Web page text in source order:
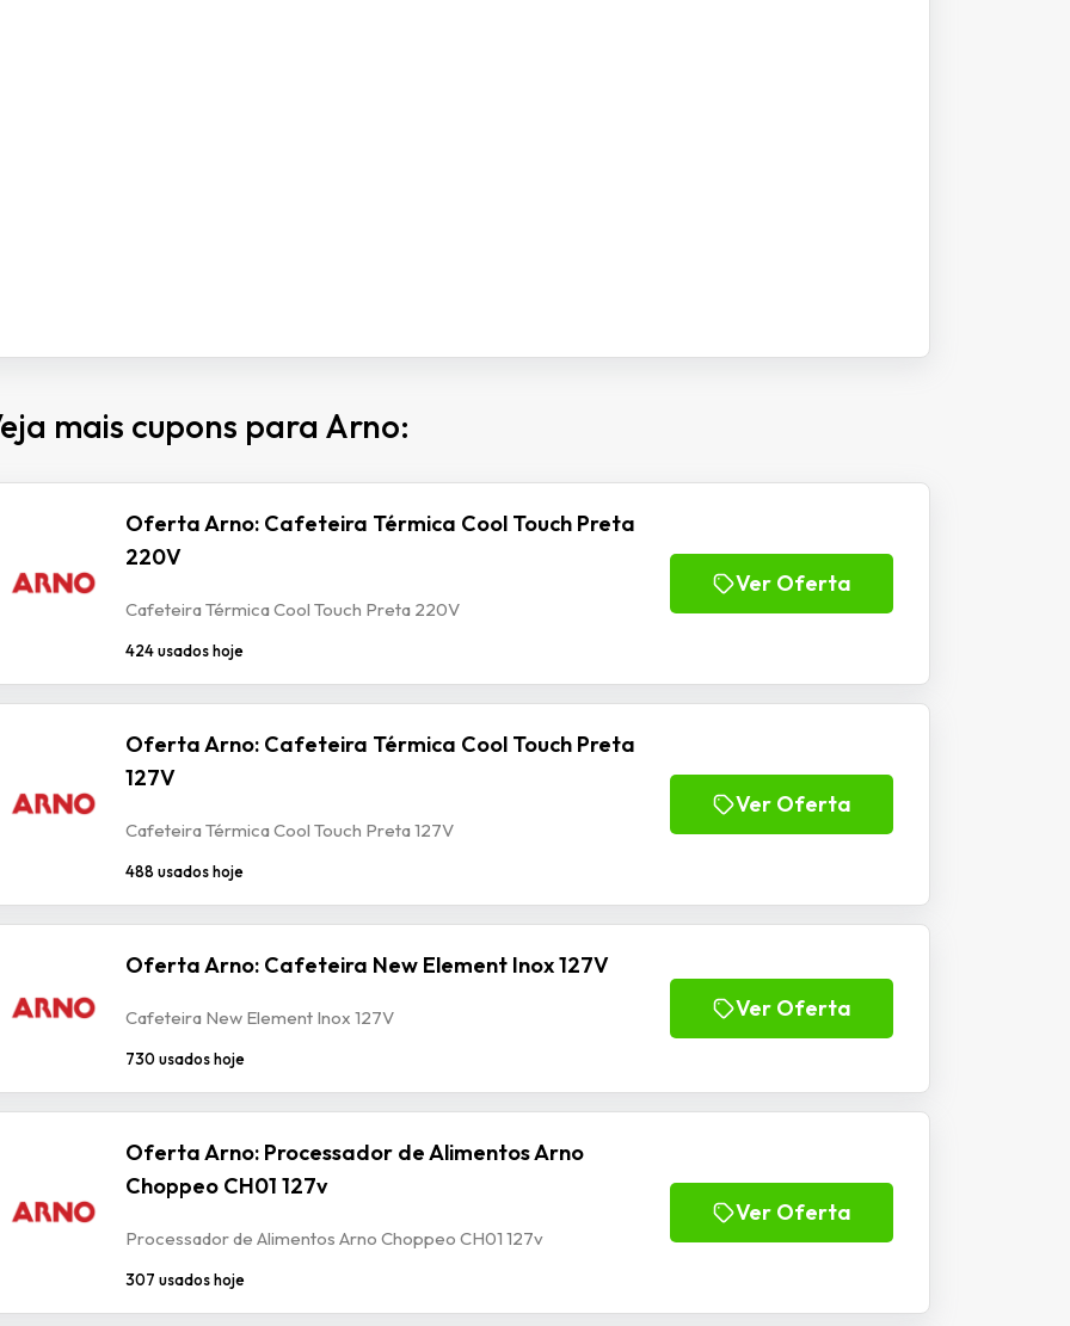
mais cupons para Arno:
Oferta Arno: Cafeteira Térmica Cool Touch Preta
220V
Cafeteira Térmica Cool Touch Preta 220V
424 usados hoje
Ver Oferta
Oferta Arno: Cafeteira Térmica Cool Touch Preta
127V
Cafeteira Térmica Cool Touch Preta 127V
488 usados hoje
Ver Oferta
Oferta Arno: Cafeteira New Element Inox 127V
Cafeteira New Element Inox 127V
730 usados hoje
Ver Oferta
Oferta Arno: Processador de Alimentos Arno
Choppeo CH01 127v
Processador de Alimentos Arno Choppeo CH01 127v
307 usados hoje
Ver Oferta